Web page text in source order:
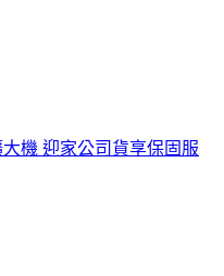
機 迎家公司貨享保固服